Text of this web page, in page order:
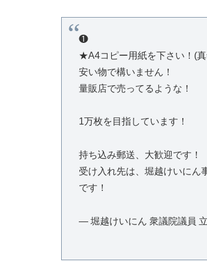
❶
★A4コピー用紙を下さい！(
安い物で構いません！
量販店で売ってるような！
1万枚を目指しています！
持ち込み郵送、大歓迎です！
受け入れ先は、堀越けいにん
です！
— 堀越けいにん 衆議院議員